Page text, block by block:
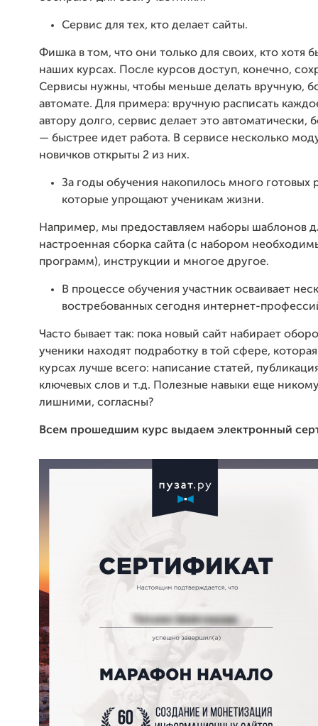
Сервис для тех, кто делает сайты.
Фишка в том, что они только для своих, кто хотя
наших курсах. После курсов доступ, конечно,
Сервисы нужны, чтобы меньше делать вручную,
автомате. Для примера: вручную расписать
автору долго, сервис делает это автоматически,
— быстрее идет работа. В сервисе несколько
новичков открыты 2 из них.
За годы обучения накопилось много готовых
которые упрощают ученикам жизни.
Например, мы предоставляем наборы шаблонов
настроенная сборка сайта (с набором
программ), инструкции и многое другое.
В процессе обучения участник осваивает
востребованных сегодня интернет-
Часто бывает так: пока новый сайт набирает
ученики находят подработку в той сфере,
курсах лучше всего: написание статей,
ключевых слов и т.д. Полезные навыки еще
лишними, согласны?
Всем прошедшим курс выдаем электронный